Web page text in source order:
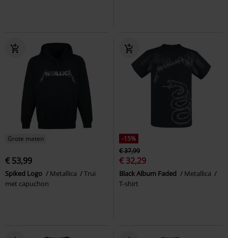
Grote maten
€ 53,99
Spiked Logo Metallica
Trui
met capuchon
-15%
€ 37,99
€ 32,29
Black Album Faded
Metallica
T-shirt